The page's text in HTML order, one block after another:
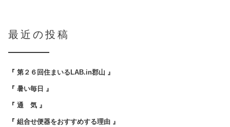
最近の投稿
『 第２６回住まいるLAB.in郡山 』
『 暑い毎日 』
『 通 気 』
『 組合せ便器をおすすめする理由 』